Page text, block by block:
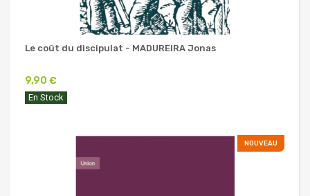
Le coût du discipulat - MADUREIRA Jonas
9,90 €
En Stock
NOUVEAU